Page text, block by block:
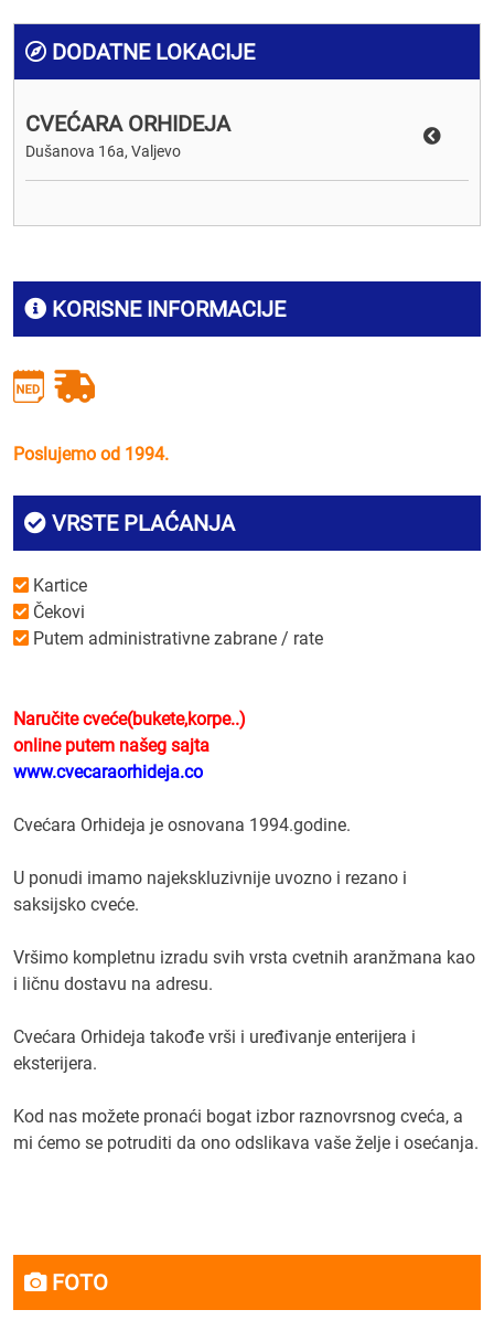
KORISNE INFORMACIJE
Poslujemo od 1994.
VRSTE PLAĆANJA
Kartice
Čekovi
Putem administrativne zabrane / rate
Naručite cveće(bukete,korpe..)
online putem našeg sajta
www.cvecaraorhideja.co
Cvećara Orhideja je osnovana 1994.godine.
U ponudi imamo najekskluzivnije uvozno i rezano i
saksijsko cveće.
Vršimo kompletnu izradu svih vrsta cvetnih aranžmana kao
i ličnu dostavu na adresu.
Cvećara Orhideja takođe vrši i uređivanje enterijera i
eksterijera.
Kod nas možete pronaći bogat izbor raznovrsnog cveća, a
mi ćemo se potruditi da ono odslikava vaše želje i osećanja.
FOTO
DODATNE LOKACIJE
CVEĆARA ORHIDEJA
Dušanova 16a, Valjevo